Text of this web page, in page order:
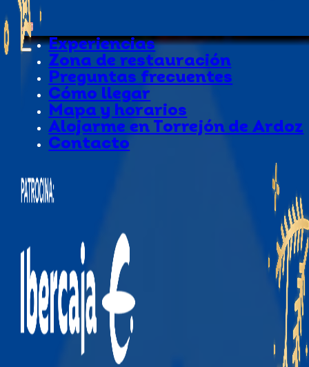
Experiencias
Zona de restauración
Preguntas frecuentes
Cómo llegar
Mapa y horarios
Alojarme en Torrejón de Ardoz
Contacto